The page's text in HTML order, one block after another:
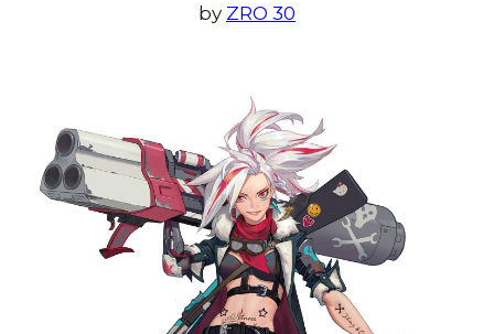
by ZRO 30